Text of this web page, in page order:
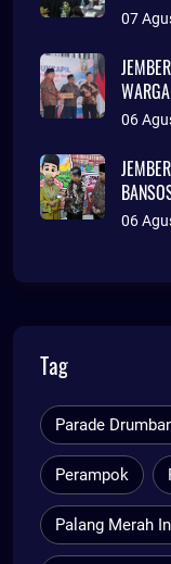
07
06
06
Tag
Parade
Perampok
Palang Merah